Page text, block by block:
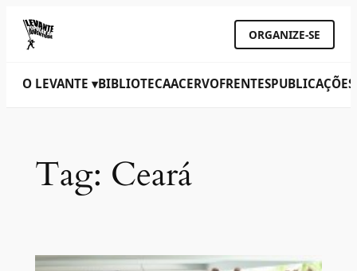
ORGANIZE-SE
O LEVANTE ▾BIBLIOTECAACERVOFRENTESPUBLICAÇÕES
Tag: Ceará